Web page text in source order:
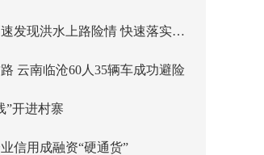
内蒙古丹锡高速发现洪水上路险情 快速落实主线封闭管控
云南临沧60人35辆车成功避险
”开进村寨
信用成融资“硬通货”